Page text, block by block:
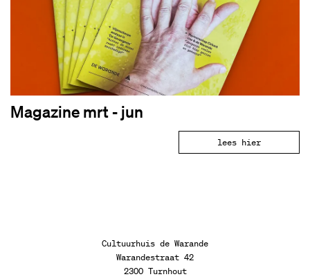
Magazine mrt - jun
lees hier
Cultuurhuis de Warande
Warandestraat 42
2300 Turnhout